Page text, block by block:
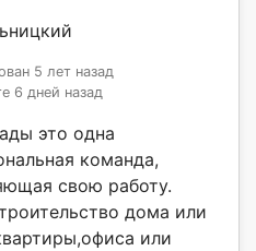
5 лет назад
6 дней назад
это одна
команда,
свою работу.
дома или
или